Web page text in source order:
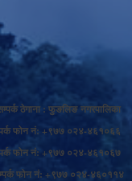
ठेगाना : फुङलिङ नगरपालिका
फोन नं: +९७७ ०२४-४६१०६६
फोन नं: +९७७ ०२४-४६१०६७
फोन नं: +९७७ ०२४-४६०११४